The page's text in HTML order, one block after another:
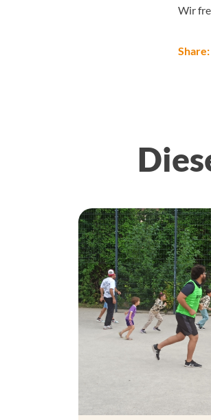
Wir
Share: